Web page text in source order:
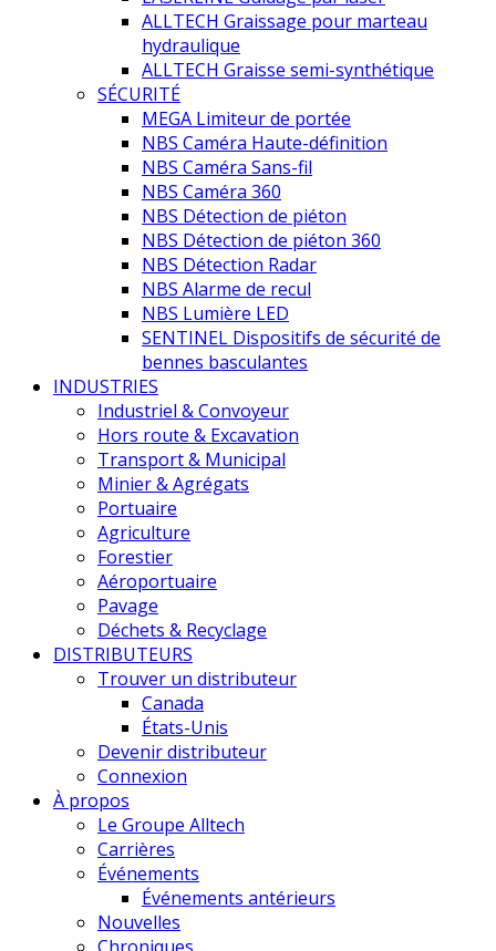
ALLTECH Graissage pour marteau
hydraulique
ALLTECH Graisse semi-synthétique
SÉCURITÉ
MEGA Limiteur de portée
NBS Caméra Haute-définition
NBS Caméra Sans-fil
NBS Caméra 360
NBS Détection de piéton
NBS Détection de piéton 360
NBS Détection Radar
NBS Alarme de recul
NBS Lumière LED
SENTINEL Dispositifs de sécurité de
bennes basculantes
INDUSTRIES
Industriel & Convoyeur
Hors route & Excavation
Transport & Municipal
Minier & Agrégats
Portuaire
Agriculture
Forestier
Aéroportuaire
Pavage
Déchets & Recyclage
DISTRIBUTEURS
Trouver un distributeur
Canada
États-Unis
Devenir distributeur
Connexion
À propos
Le Groupe Alltech
Carrières
Événements
Événements antérieurs
Nouvelles